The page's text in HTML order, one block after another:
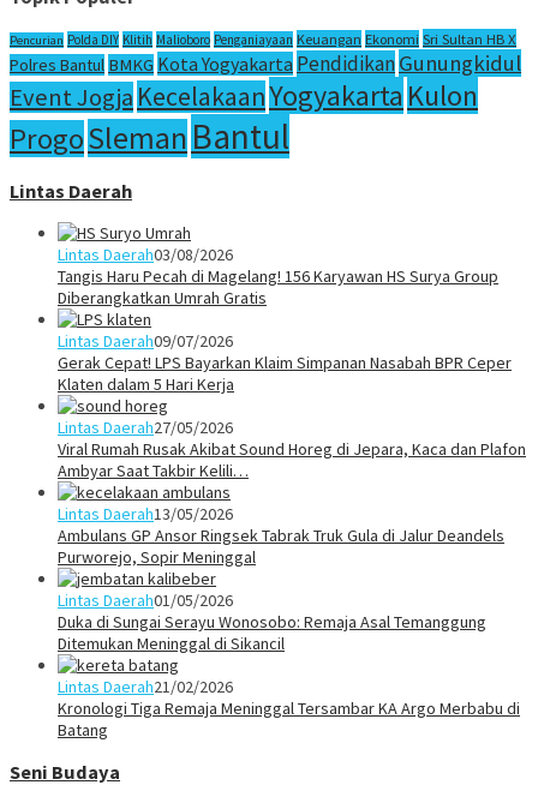
Pencurian Polda DIY Klitih Malioboro Penganiayaan Keuangan Ekonomi Sri Sultan HB X
Polres Bantul BMKG Kota Yogyakarta PendidikanGunungkidul
Event Jogja KecelakaanYogyakarta Kulon
ProgoSleman Bantul
Lintas Daerah
Lintas Daerah03/08/2026
Tangis Haru Pecah di Magelang! 156 Karyawan HS Surya Group
Diberangkatkan Umrah Gratis
Lintas Daerah09/07/2026
Gerak Cepat! LPS Bayarkan Klaim Simpanan Nasabah BPR Ceper
Klaten dalam 5 Hari Kerja
Lintas Daerah27/05/2026
Viral Rumah Rusak Akibat Sound Horeg di Jepara, Kaca dan Plafon
Ambyar Saat Takbir Kelili…
Lintas Daerah13/05/2026
Ambulans GP Ansor Ringsek Tabrak Truk Gula di Jalur Deandels
Purworejo, Sopir Meninggal
Lintas Daerah01/05/2026
Duka di Sungai Serayu Wonosobo: Remaja Asal Temanggung
Ditemukan Meninggal di Sikancil
Lintas Daerah21/02/2026
Kronologi Tiga Remaja Meninggal Tersambar KA Argo Merbabu di
Batang
Seni Budaya